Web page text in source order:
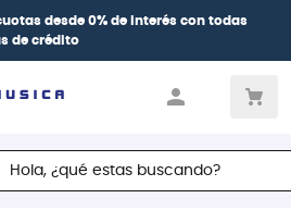
desde 0% de interés con todas
de crédito
¿qué estas buscando?